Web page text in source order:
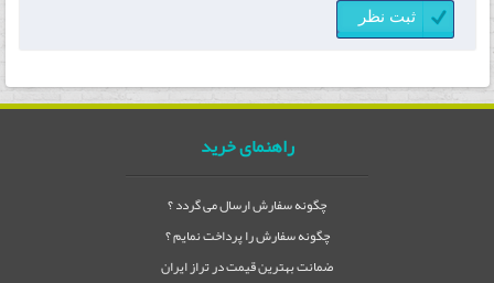
راهنمای خرید
چگونه سفارش ارسال می گردد ؟
چگونه سفارش را پرداخت نمایم ؟
ضمانت بهترین قیمت در تراز ایران